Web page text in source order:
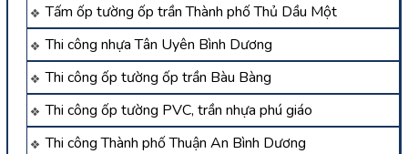
Tấm ốp tường ốp trần Thành phố Thủ Dầu Một
Thi công nhựa Tân Uyên Bình Dương
Thi công ốp tường ốp trần Bàu Bàng
Thi công ốp tường PVC, trần nhựa phú giáo
Thi công Thành phố Thuận An Bình Dương